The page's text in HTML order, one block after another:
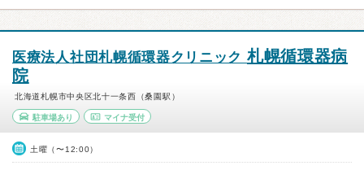
医療法人社団札幌循環器クリニック 札幌循環器病
院
北海道札幌市中央区北十一条西（桑園駅）
駐車場あり マイナ受付
土曜（〜12:00）